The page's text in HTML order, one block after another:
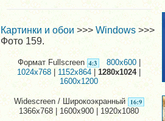
Картинки и обои >>> Windows >>>
Фото 159.
Формат Fullscreen 800x600
1024x768
1152x864|1280x1024|
1600x1200
Widescreen / Широкоэкранный
1366x768 | 1600x900 | 1920x1080